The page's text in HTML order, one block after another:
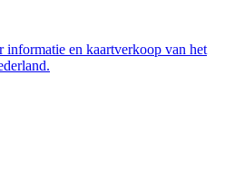
en kaartverkoop van het